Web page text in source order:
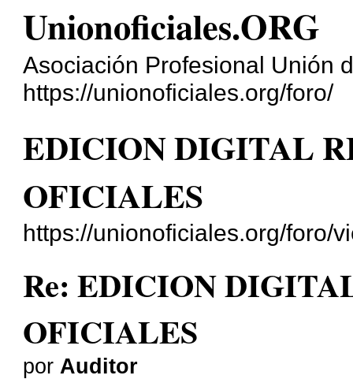
Unionoficiales.ORG
Asociación Profesional Unión
https://unionoficiales.org/foro/
EDICION DIGITAL
OFICIALES
https://unionoficiales.org/foro/
Re: EDICION
OFICIALES
por Auditor